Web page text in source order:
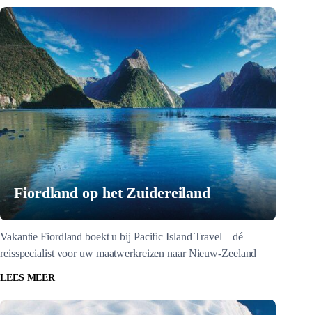
Fiordland op het Zuidereiland
Vakantie Fiordland boekt u bij Pacific Island Travel – dé
reisspecialist voor uw maatwerkreizen naar Nieuw-Zeeland
LEES MEER